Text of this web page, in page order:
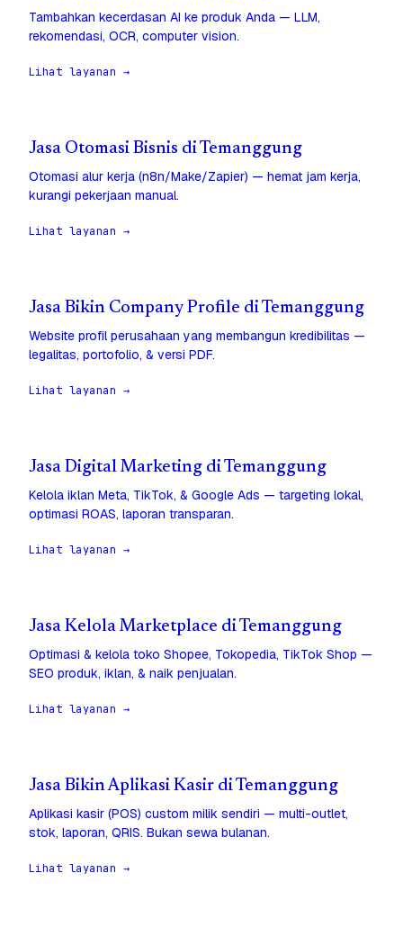
Tambahkan kecerdasan AI ke produk Anda — LLM,
rekomendasi, OCR, computer vision.
Lihat layanan →
Jasa Otomasi Bisnis di Temanggung
Otomasi alur kerja (n8n/Make/Zapier) — hemat jam kerja,
kurangi pekerjaan manual.
Lihat layanan →
Jasa Bikin Company Profile di Temanggung
Website profil perusahaan yang membangun kredibilitas —
legalitas, portofolio, & versi PDF.
Lihat layanan →
Jasa Digital Marketing di Temanggung
Kelola iklan Meta, TikTok, & Google Ads — targeting lokal,
optimasi ROAS, laporan transparan.
Lihat layanan →
Jasa Kelola Marketplace di Temanggung
Optimasi & kelola toko Shopee, Tokopedia, TikTok Shop —
SEO produk, iklan, & naik penjualan.
Lihat layanan →
Jasa Bikin Aplikasi Kasir di Temanggung
Aplikasi kasir (POS) custom milik sendiri — multi-outlet,
stok, laporan, QRIS. Bukan sewa bulanan.
Lihat layanan →